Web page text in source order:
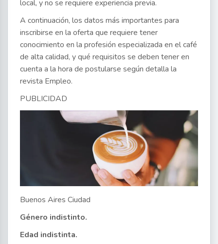
local, y no se requiere experiencia previa.
A continuación, los datos más importantes para
inscribirse en la oferta que requiere tener
conocimiento en la profesión especializada en el café
de alta calidad, y qué requisitos se deben tener en
cuenta a la hora de postularse según detalla la
revista Empleo.
PUBLICIDAD
Buenos Aires Ciudad
Género indistinto.
Edad indistinta.